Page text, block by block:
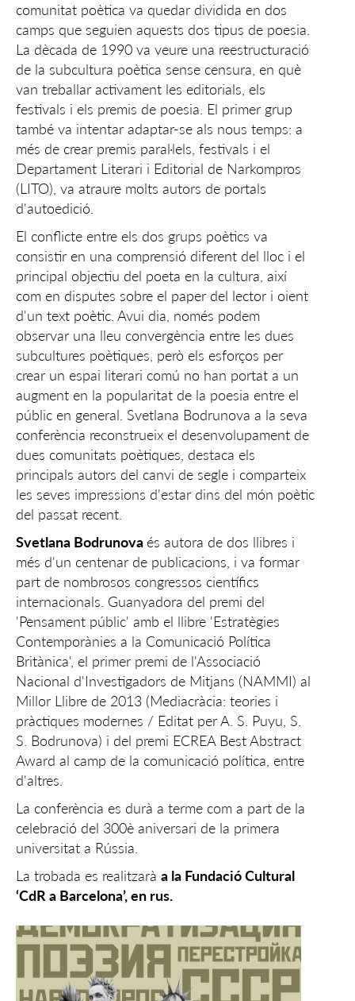
comunitat poètica va quedar dividida en dos
camps que seguien aquests dos tipus de poesia.
La dècada de 1990 va veure una reestructuració
de la subcultura poètica sense censura, en què
van treballar activament les editorials, els
festivals i els premis de poesia. El primer grup
també va intentar adaptar-se als nous temps: a
més de crear premis paral·lels, festivals i el
Departament Literari i Editorial de Narkompros
(LITO), va atraure molts autors de portals
d'autoedició.
El conflicte entre els dos grups poètics va
consistir en una comprensió diferent del lloc i el
principal objectiu del poeta en la cultura, així
com en disputes sobre el paper del lector i oient
d'un text poètic. Avui dia, només podem
observar una lleu convergència entre les dues
subcultures poètiques, però els esforços per
crear un espai literari comú no han portat a un
augment en la popularitat de la poesia entre el
públic en general. Svetlana Bodrunova a la seva
conferència reconstrueix el desenvolupament de
dues comunitats poètiques, destaca els
principals autors del canvi de segle i comparteix
les seves impressions d'estar dins del món poètic
del passat recent.
Svetlana Bodrunova és autora de dos llibres i
més d'un centenar de publicacions, i va formar
part de nombrosos congressos científics
internacionals. Guanyadora del premi del
'Pensament públic' amb el llibre 'Estratègies
Contemporànies a la Comunicació Política
Britànica', el primer premi de l'Associació
Nacional d'Investigadors de Mitjans (NAMMI) al
Millor Llibre de 2013 (Mediacràcia: teories i
pràctiques modernes / Editat per A. S. Puyu, S.
S. Bodrunova) i del premi ECREA Best Abstract
Award al camp de la comunicació política, entre
d'altres.
La conferència es durà a terme com a part de la
celebració del 300è aniversari de la primera
universitat a Rússia.
La trobada es realitzarà a la Fundació Cultural
‘CdR a Barcelona’, en rus.